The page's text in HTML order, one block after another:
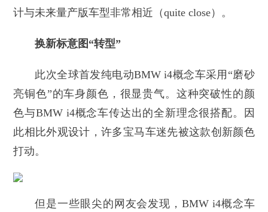
计与未来量产版车型非常相近（quite close）。
换新标意图“转型”
此次全球首发纯电动BMW i4概念车采用“磨砂
亮铜色”的车身颜色，很显贵气。这种突破性的颜
色与BMW i4概念车传达出的全新理念很搭配。因
此相比外观设计，许多宝马车迷先被这款创新颜色
打动。
但是一些眼尖的网友会发现，BMW i4概念车